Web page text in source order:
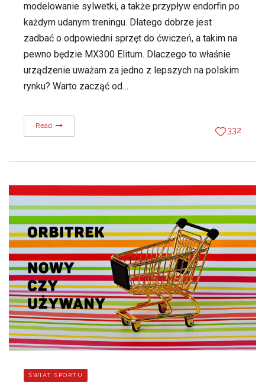
modelowanie sylwetki, a także przypływ endorfin po
każdym udanym treningu. Dlatego dobrze jest
zadbać o odpowiedni sprzęt do ćwiczeń, a takim na
pewno będzie MX300 Elitum. Dlaczego to właśnie
urządzenie uważam za jedno z lepszych na polskim
rynku? Warto zacząć od…
Read 332
ŚWIAT SPORTU